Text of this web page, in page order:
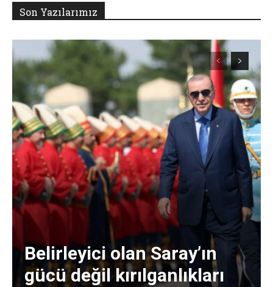
Son Yazılarımız
Belirleyici olan Saray’ın
gücü değil kırılganlıkları